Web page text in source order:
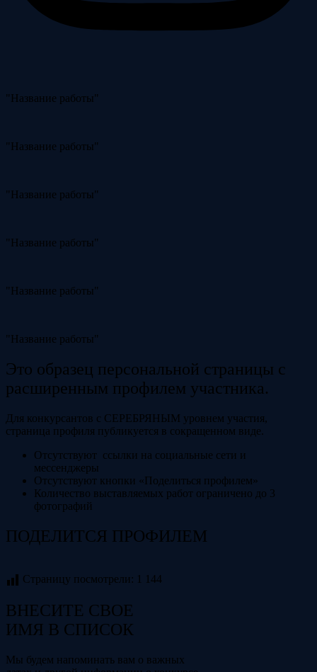
"Название работы"
"Название работы"
"Название работы"
"Название работы"
"Название работы"
"Название работы"
Это образец персональной страницы с
расширенным профилем участника.
Для конкурсантов с СЕРЕБРЯНЫМ уровнем участия,
страница профиля публикуется в сокращенном виде.
Отсутствуют ссылки на социальные сети и
мессенджеры
Отсутствуют кнопки «Поделиться профилем»
Количество выставляемых работ ограничено до 3
фотографий
ПОДЕЛИТСЯ ПРОФИЛЕМ
Страницу посмотрели: 1 144
ВНЕСИТЕ СВОЕ
ИМЯ В СПИСОК
Мы будем напоминать вам о важных